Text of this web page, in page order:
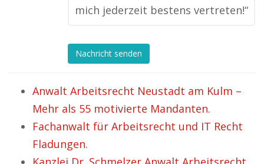
mich jederzeit bestens vertreten!“
Nachricht senden
Anwalt Arbeitsrecht Neustadt am Kulm –
Mehr als 55 motivierte Mandanten.
Fachanwalt für Arbeitsrecht und IT Recht
Fladungen.